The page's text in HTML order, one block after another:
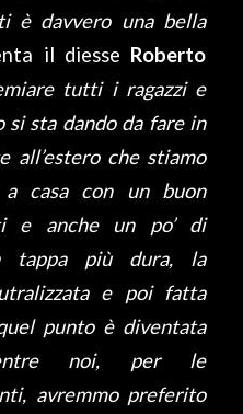
è davvero una bella
il diesse Roberto
tutti i ragazzi e
si sta dando da fare in
all’estero che stiamo
a casa con un buon
e anche un po’ di
tappa più dura, la
e poi fatta
punto è diventata
noi, per le
avremmo preferito